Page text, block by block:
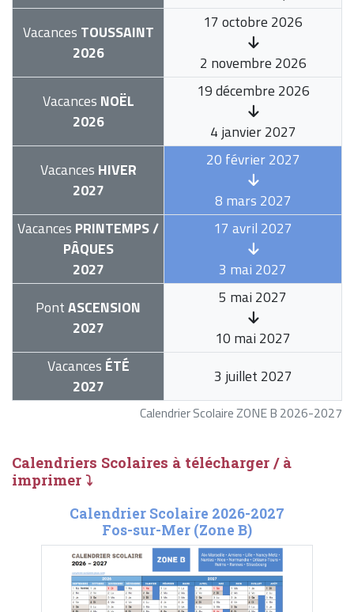
Calendrier Scolaire ZONE B 2026-2027
Vacances TOUSSAINT
2026
17 octobre 2026
2 novembre 2026
Vacances NOËL
2026
19 décembre 2026
4 janvier 2027
Vacances HIVER
2027
20 février 2027
8 mars 2027
Vacances PRINTEMPS /
PÂQUES
2027
17 avril 2027
3 mai 2027
PontASCENSION
2027
5 mai 2027
10 mai 2027
Vacances ÉTÉ
2027
3 juillet 2027
Calendriers Scolaires à télécharger / à
imprimer ⤵
Calendrier Scolaire 2026-2027
Fos-sur-Mer (Zone B)